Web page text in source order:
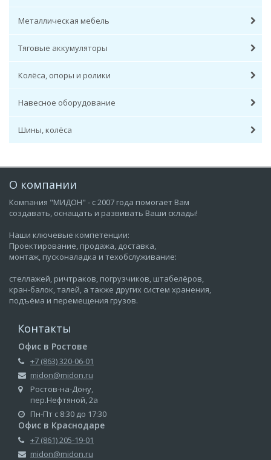
Металлическая мебель
Тяговые аккумуляторы
Колёса, опоры и ролики
Навесное оборудование
Шины, колёса
О компании
Компания "МИДОН" - с 2007 года помогает Вам
создавать, оснащать и развивать Ваши склады!
Наши ключевые компетенции:
Проектирование, продажа, доставка,
монтаж, пусконаладка и техобслуживание:
стеллажей, ричтраков, погрузчиков, штабелёров,
кран-балок, талей, а также других систем хранения,
подъёма и перемещения грузов.
Контакты
Офис в Ростове
+7 (863) 320-06-01
midon@midon.ru
Ростов-на-Дону,
пер.Нефтяной, 2а
Пн-Пт с 8:30 до 17:30
Офис в Краснодаре
+7 (861) 205-19-01
midon@midon.ru